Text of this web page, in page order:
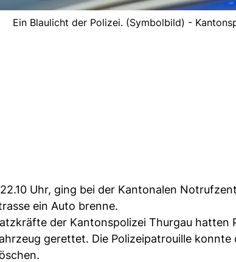
Ein Blaulicht der Polizei. (Symbolbild) -
Uhr, ging bei der Kantonalen
ein Auto brenne.
der Kantonspolizei Thurgau hatten
gerettet. Die Polizeipatrouille